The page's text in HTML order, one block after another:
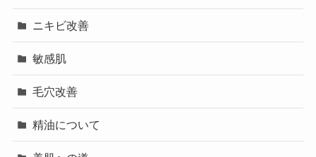
ニキビ改善
敏感肌
毛穴改善
精油について